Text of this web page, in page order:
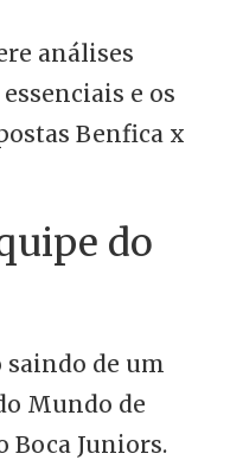
análises
e os
Benfica x
do
saindo de um
Mundo de
Boca Juniors.